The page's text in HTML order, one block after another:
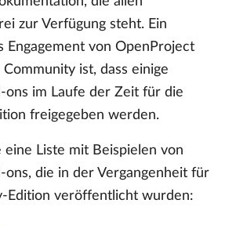
zur Verfügung steht. Ein
Engagement von OpenProject
ist, dass einige
ons im Laufe der Zeit für die
freigegeben werden.
eine Liste mit Beispielen von
ons, die in der Vergangenheit für
Edition veröffentlicht wurden: